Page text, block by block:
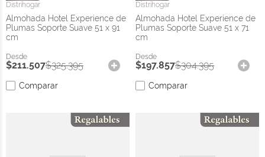
Distrihogar
Almohada Hotel Experience de
Plumas Soporte Suave 51 x 91
cm
$211.507$325.395
Comparar
Distrihogar
Almohada Hotel Experience de
Plumas Soporte Suave 51 x 71
cm
$197.857$304.395
Comparar